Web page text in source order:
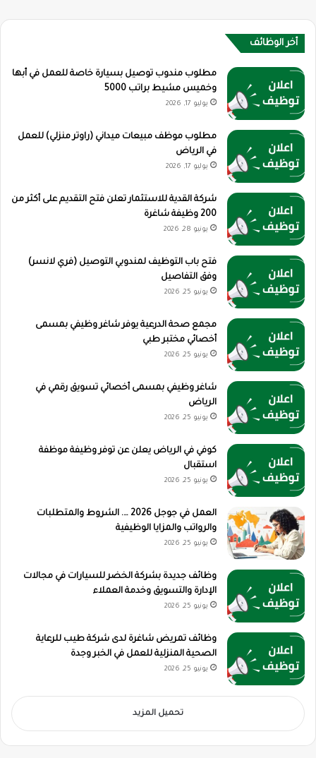
أخر الوظائف
مطلوب مندوب توصيل بسيارة خاصة للعمل في أبها
وخميس مشيط براتب 5000
يوليو 17, 2026
مطلوب موظف مبيعات ميداني (راوتر منزلي) للعمل
في الرياض
يوليو 17, 2026
شركة القدية للاستثمار تعلن فتح التقديم على أكثر من
200 وظيفة شاغرة
يونيو 28, 2026
فتح باب التوظيف لمندوبي التوصيل (فري لانسر)
وفق التفاصيل
يونيو 25, 2026
مجمع صحة الدرعية يوفر شاغر وظيفي بمسمى
أخصائي مختبر طبي
يونيو 25, 2026
شاغر وظيفي بمسمى أخصائي تسويق رقمي في
الرياض
يونيو 25, 2026
كوفي في الرياض يعلن عن توفر وظيفة موظفة
استقبال
يونيو 25, 2026
العمل في جوجل 2026 …. الشروط والمتطلبات
والرواتب والمزايا الوظيفية
يونيو 25, 2026
وظائف جديدة بشركة الخضر للسيارات في مجالات
الإدارة والتسويق وخدمة العملاء
يونيو 25, 2026
وظائف تمريض شاغرة لدى شركة طيب للرعاية
الصحية المنزلية للعمل في الخبر وجدة
يونيو 25, 2026
تحميل المزيد